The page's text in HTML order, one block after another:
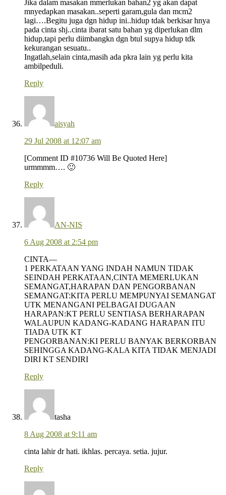
Jika dalam masakan mmerlukan bahan2 yg akan dapat
mnyedapkan masakan..seperti garam,gula dan mcm2
lagi….Begitu juga dgn hidup ini..hidup tdak berkisar hnya
pada cinta shj..cinta ibarat satu bahan yg diperlukan dlm
hidup,tapi perlu diimbangkn dgn btul supya hidup tdk
kekurangan sesuatu..
Ingatlah,selain cinta,masih ada pkra lain yg perlu kita
ambilpeduli.
Reply
aisyah
29 Jul 2008 at 12:07 am
[Comment ID #10736 Will Be Quoted Here]
urmmmm…. 🙂
Reply
AN-NIS
6 Aug 2008 at 2:54 pm
CINTA—
1 PERKATAAN YANG INDAH NAMUN TIDAK
SEINDAH PERKATAAN,CINTA MEMERLUKAN
SEMANGAT,HARAPAN DAN PENGORBANAN
SEMANGAT:KITA PERLU MEMPUNYAI SEMANGAT
UTK MENANGANI PELBAGAI DUGAAN
HARAPAN:KT PERLU SENTIASA BERHARAPAN
WALAUPUN KADANG-KADANG HARAPAN ITU
TIADA UTK KT
PENGORBANAN:KI PERLU BANYAK BERKORBAN
SEHINGGA KADANG-KALA KITA TIDAK MENJADI
DIRI KT SENDIRI
Reply
tasha
8 Aug 2008 at 9:11 am
cinta lahir dr hati. ikhlas. percaya. setia. jujur.
Reply